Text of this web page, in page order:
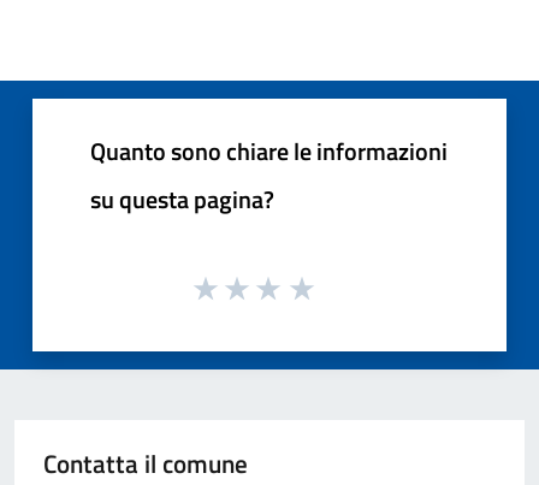
Quanto sono chiare le informazioni
su questa pagina?
Contatta il comune